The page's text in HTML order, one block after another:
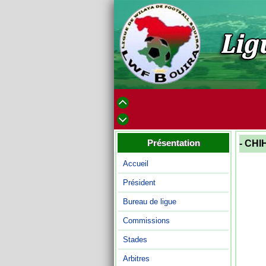
Présentation
Accueil
Président
Bureau de ligue
Commissions
Stades
Arbitres
-